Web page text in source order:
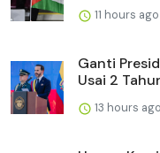
11 hours ago
Ganti
Usai 2
13 hours ago